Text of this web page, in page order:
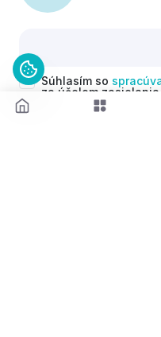
Súhlasím so
za účelom
(newsletterov) v
Nariadenia GDPR.